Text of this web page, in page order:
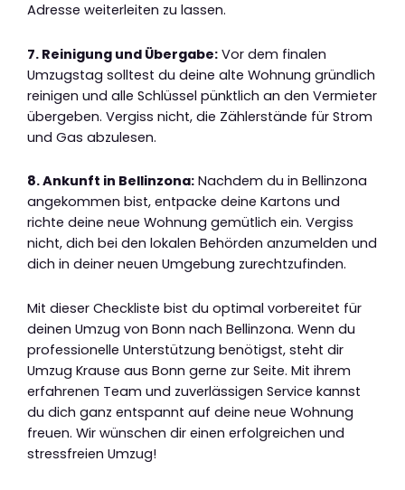
Adresse weiterleiten zu lassen.
7. Reinigung und Übergabe: Vor dem finalen
Umzugstag solltest du deine alte Wohnung gründlich
reinigen und alle Schlüssel pünktlich an den Vermieter
übergeben. Vergiss nicht, die Zählerstände für Strom
und Gas abzulesen.
8. Ankunft in Bellinzona: Nachdem du in Bellinzona
angekommen bist, entpacke deine Kartons und
richte deine neue Wohnung gemütlich ein. Vergiss
nicht, dich bei den lokalen Behörden anzumelden und
dich in deiner neuen Umgebung zurechtzufinden.
Mit dieser Checkliste bist du optimal vorbereitet für
deinen Umzug von Bonn nach Bellinzona. Wenn du
professionelle Unterstützung benötigst, steht dir
Umzug Krause aus Bonn gerne zur Seite. Mit ihrem
erfahrenen Team und zuverlässigen Service kannst
du dich ganz entspannt auf deine neue Wohnung
freuen. Wir wünschen dir einen erfolgreichen und
stressfreien Umzug!